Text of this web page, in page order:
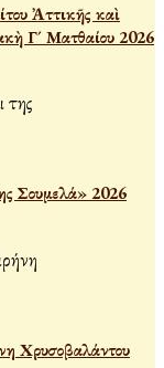
Ἀττικῆς καὶ
Γ´ Ματθαίου 2026
Σουμελά» 2026
Χρυσοβαλάντου